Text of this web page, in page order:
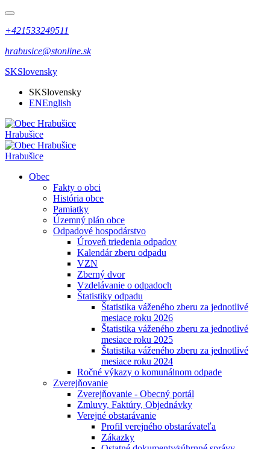
+421533249511
hrabusice@stonline.sk
SKSlovensky
SKSlovensky
ENEnglish
Hrabušice
Hrabušice
Obec
Fakty o obci
História obce
Pamiatky
Územný plán obce
Odpadové hospodárstvo
Úroveň triedenia odpadov
Kalendár zberu odpadu
VZN
Zberný dvor
Vzdelávanie o odpadoch
Štatistiky odpadu
Štatistika váženého zberu za jednotlivé
mesiace roku 2026
Štatistika váženého zberu za jednotlivé
mesiace roku 2025
Štatistika váženého zberu za jednotlivé
mesiace roku 2024
Ročné výkazy o komunálnom odpade
Zverejňovanie
Zverejňovanie - Obecný portál
Zmluvy, Faktúry, Objednávky
Verejné obstarávanie
Profil verejného obstarávateľa
Zákazky